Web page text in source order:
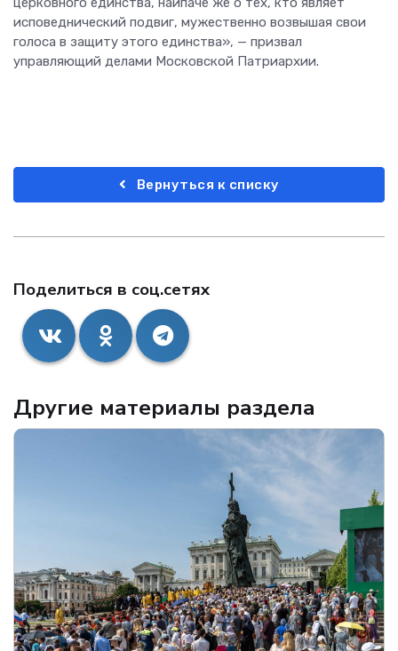
исповеднический подвиг, мужественно возвышая свои
голоса в защиту этого единства», — призвал
управляющий делами Московской Патриархии.
Вернуться к списку
Поделиться в соц.сетях
Другие материалы раздела